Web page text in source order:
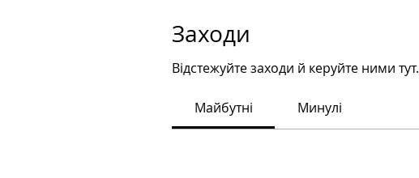
Заходи
Відстежуйте заходи й керуйте ними тут.
Майбутні Минулі